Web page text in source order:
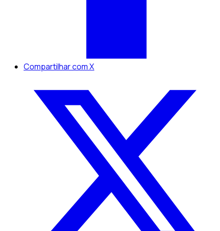
Compartilhar com X